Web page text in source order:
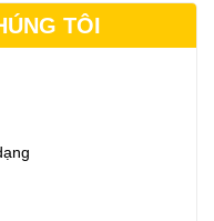
TÔI